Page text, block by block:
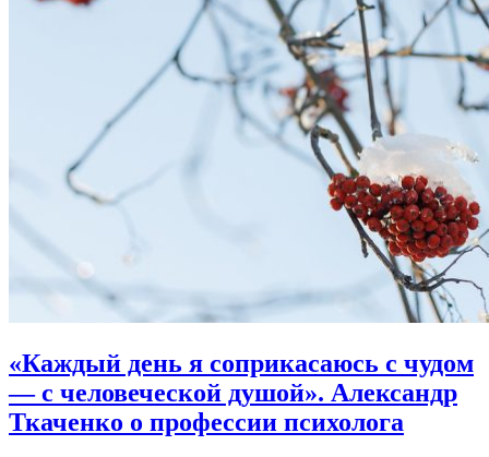
«Каждый день я соприкасаюсь с чудом
― с человеческой душой». Александр
Ткаченко о профессии психолога